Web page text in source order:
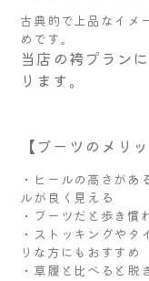
古典的で上品なイメ
めです。
当店の袴プラン
ります。
【ブーツのメリ
・ヒールの高さがあ
ルが良く見える
・ブーツだと歩き慣
・ストッキングや
りな方にもおすすめ
・草履と比べると脱